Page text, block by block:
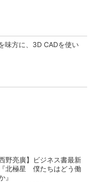
味方に、3D CADを使い
西野亮廣】ビジネス書最新
北極星 僕たちはどう働
』